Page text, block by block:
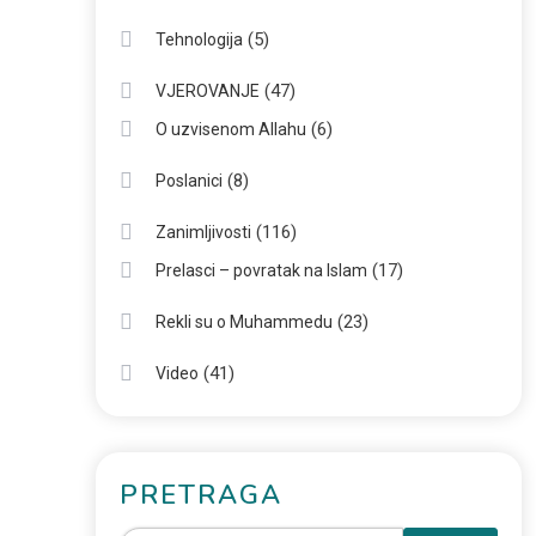
Tehnologija(5)
VJEROVANJE (47)
O uzvisenom Allahu (6)
Poslanici (8)
Zanimljivosti (116)
Prelasci – povratak na Islam (17)
Rekli su o Muhammedu (23)
Video (41)
PRETRAGA